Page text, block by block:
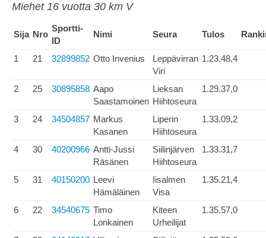
Miehet 16 vuotta 30 km V
Sija Nro
Sportti-
ID
Nimi Seura Tulos
1 21 32899852 Otto Invenius
Leppävirran
Viri
1.23.48,4
2 25 30895858 Aapo
Saastamoinen
Lieksan
Hiihtoseura
1.29.37,0
3 24 34504857 Markus
Kasanen
Liperin
Hiihtoseura
1.33.09,2
4 30 40200966 Antti-Jussi
Räsänen
Siilinjärven
Hiihtoseura
1.33.31,7
5 31 40150200 Leevi
Hämäläinen
Iisalmen
Visa
1.35.21,4
6 22 34540675 Timo
Lonkainen
Kiteen
Urheilijat
1.35.57,0